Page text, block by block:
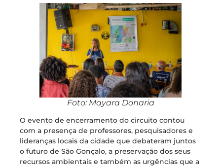
Foto: Mayara Donaria
O evento de encerramento do circuito contou
com a presença de professores, pesquisadores e
lideranças locais da cidade que debateram juntos
o futuro de São Gonçalo, a preservação dos seus
recursos ambientais e também as urgências que a